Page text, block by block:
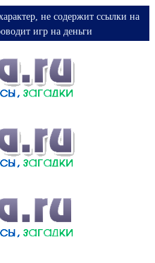
не содержит ссылки на
игр на деньги